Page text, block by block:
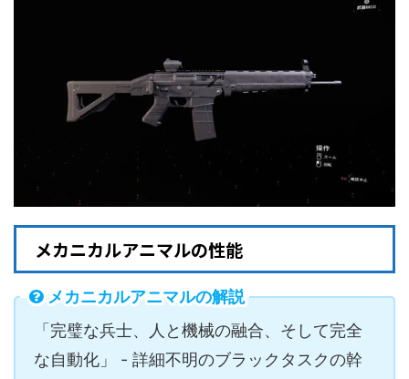
メカニカルアニマルの性能
メカニカルアニマルの解説
「完璧な兵士、人と機械の融合、そして完全
な自動化」 - 詳細不明のブラックタスクの幹